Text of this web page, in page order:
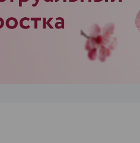
ЭФФЕКТИВНАЯ РЕКЛАМА